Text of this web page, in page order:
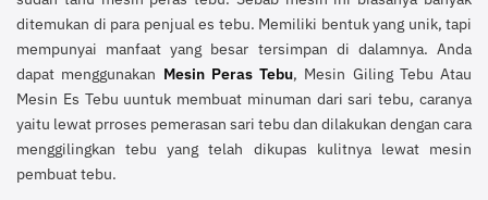
ditemukan di para penjual es tebu. Memiliki bentuk yang unik, tapi
mempunyai manfaat yang besar tersimpan di dalamnya. Anda
dapat menggunakan Mesin Peras Tebu, Mesin Giling Tebu Atau
Mesin Es Tebu uuntuk membuat minuman dari sari tebu, caranya
yaitu lewat prroses pemerasan sari tebu dan dilakukan dengan cara
menggilingkan tebu yang telah dikupas kulitnya lewat mesin
pembuat tebu.